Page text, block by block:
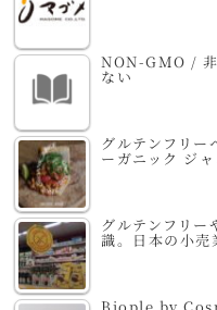
NON-GMO /
ない
グルテンフリ
ーガニック ジ
グルテンフリ
識。日本の小売